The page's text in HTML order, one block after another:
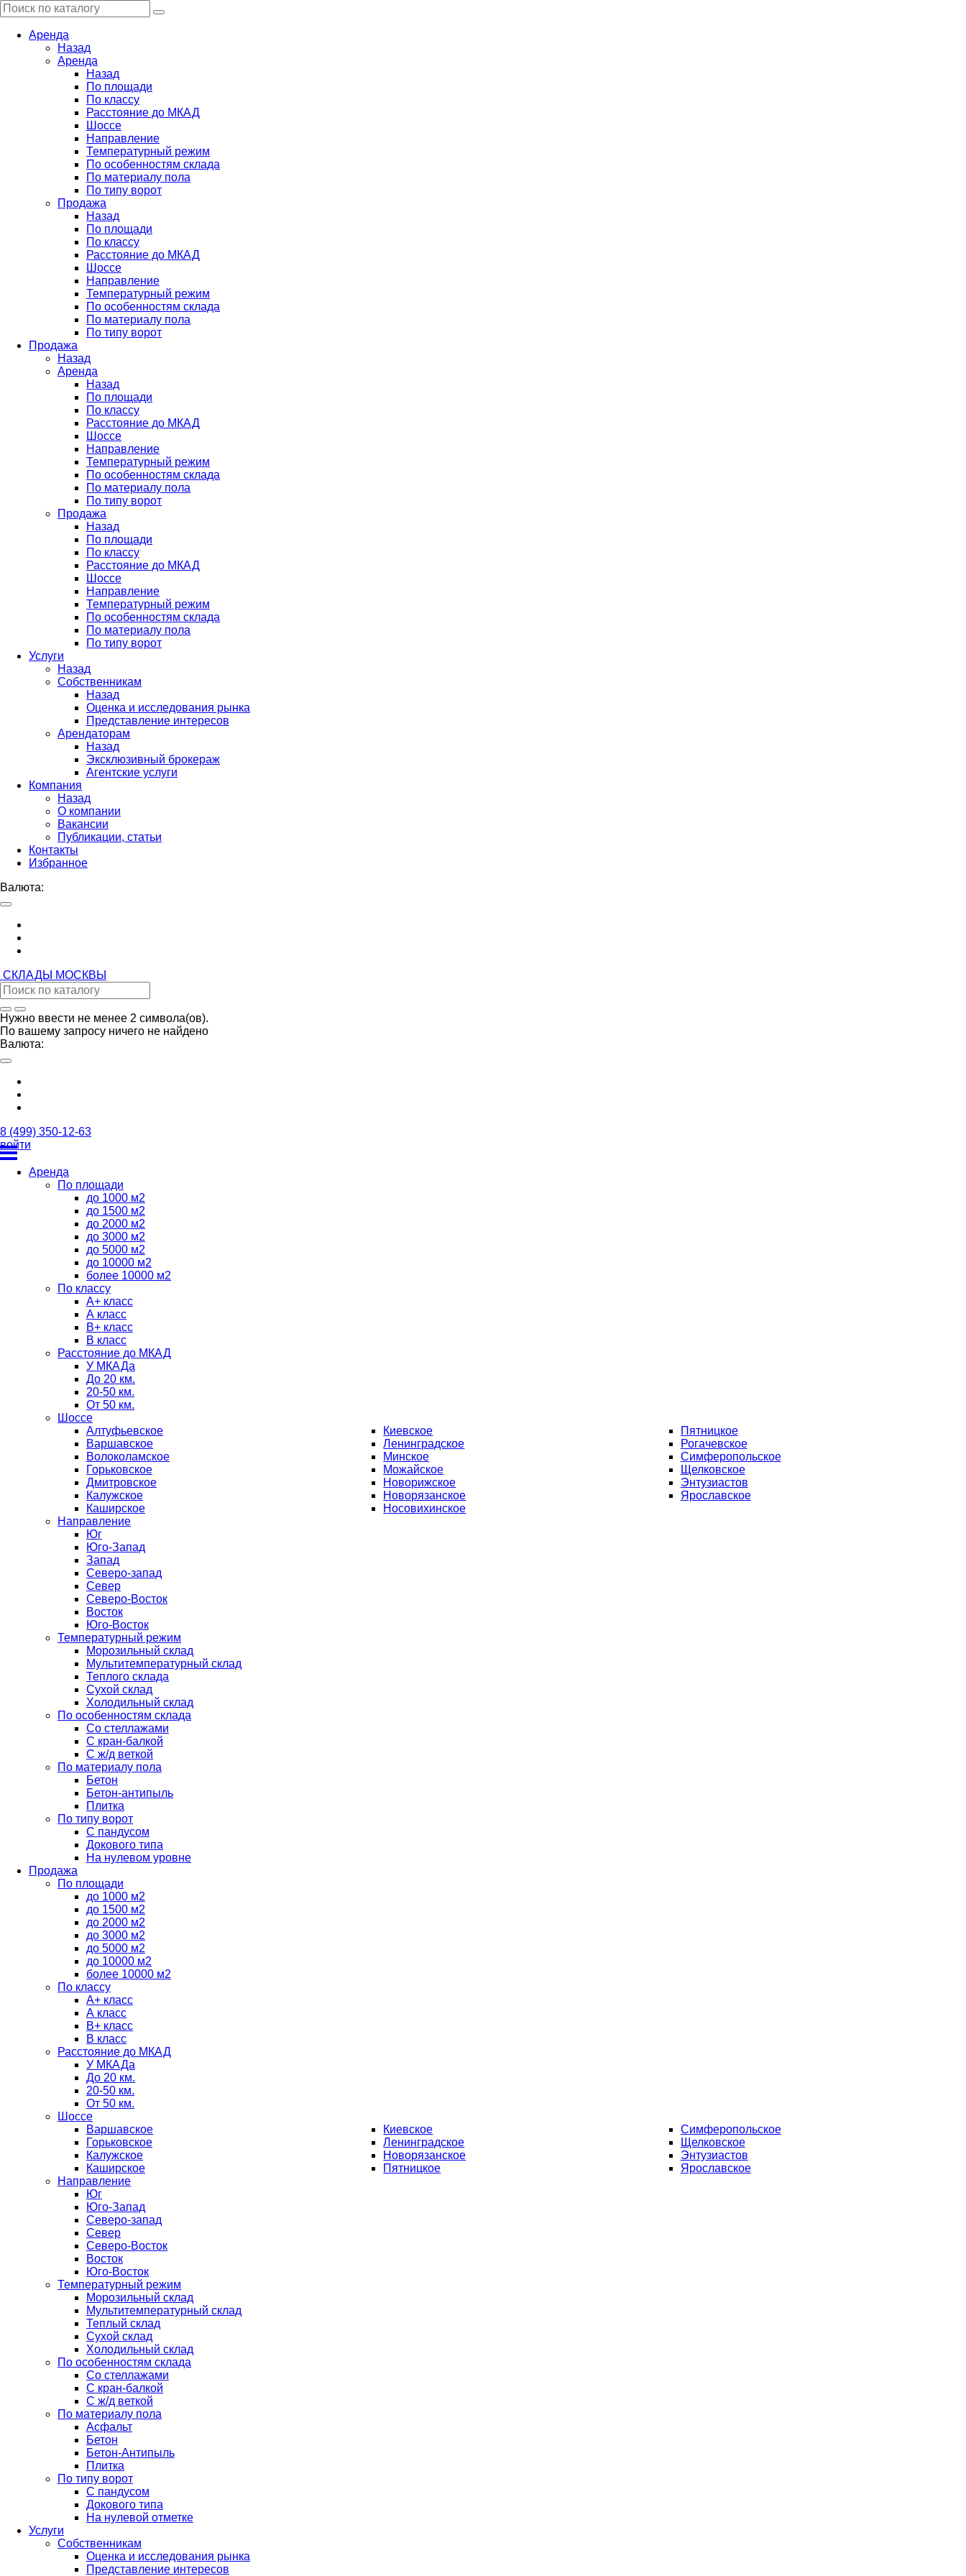
Аренда
Назад
Аренда
Назад
По площади
По классу
Расстояние до МКАД
Шоссе
Направление
Температурный режим
По особенностям склада
По материалу пола
По типу ворот
Продажа
Назад
По площади
По классу
Расстояние до МКАД
Шоссе
Направление
Температурный режим
По особенностям склада
По материалу пола
По типу ворот
Продажа
Назад
Аренда
Назад
По площади
По классу
Расстояние до МКАД
Шоссе
Направление
Температурный режим
По особенностям склада
По материалу пола
По типу ворот
Продажа
Назад
По площади
По классу
Расстояние до МКАД
Шоссе
Направление
Температурный режим
По особенностям склада
По материалу пола
По типу ворот
Услуги
Назад
Собственникам
Назад
Оценка и исследования рынка
Представление интересов
Арендаторам
Назад
Эксклюзивный брокераж
Агентские услуги
Компания
Назад
О компании
Вакансии
Публикации, статьи
Контакты
Избранное
Валюта:
СКЛАДЫ МОСКВЫ
Нужно ввести не менее 2 символа(ов).
По вашему запросу ничего не найдено
Валюта:
8 (499) 350-12-63
войти
Аренда
По площади
до 1000 м2
до 1500 м2
до 2000 м2
до 3000 м2
до 5000 м2
до 10000 м2
более 10000 м2
По классу
А+ класс
А класс
B+ класс
В класс
Расстояние до МКАД
У МКАДа
До 20 км.
20-50 км.
От 50 км.
Шоссе
Алтуфьевское
Варшавское
Волоколамское
Горьковское
Дмитровское
Калужское
Каширское
Киевское
Ленинградское
Минское
Можайское
Новорижское
Новорязанское
Носовихинское
Пятницкое
Рогачевское
Симферопольское
Щелковское
Энтузиастов
Ярославское
Направление
Юг
Юго-Запад
Запад
Северо-запад
Север
Северо-Восток
Восток
Юго-Восток
Температурный режим
Морозильный склад
Мультитемпературный склад
Теплого склада
Сухой склад
Холодильный склад
По особенностям склада
Со стеллажами
С кран-балкой
С ж/д веткой
По материалу пола
Бетон
Бетон-антипыль
Плитка
По типу ворот
С пандусом
Докового типа
На нулевом уровне
Продажа
По площади
до 1000 м2
до 1500 м2
до 2000 м2
до 3000 м2
до 5000 м2
до 10000 м2
более 10000 м2
По классу
A+ класс
А класс
В+ класс
B класс
Расстояние до МКАД
У МКАДа
До 20 км.
20-50 км.
От 50 км.
Шоссе
Варшавское
Горьковское
Калужское
Каширское
Киевское
Ленинградское
Новорязанское
Пятницкое
Симферопольское
Щелковское
Энтузиастов
Ярославское
Направление
Юг
Юго-Запад
Северо-запад
Север
Северо-Восток
Восток
Юго-Восток
Температурный режим
Морозильный склад
Мультитемпературный склад
Теплый склад
Сухой склад
Холодильный склад
По особенностям склада
Со стеллажами
С кран-балкой
С ж/д веткой
По материалу пола
Асфальт
Бетон
Бетон-Антипыль
Плитка
По типу ворот
С пандусом
Докового типа
На нулевой отметке
Услуги
Собственникам
Оценка и исследования рынка
Представление интересов